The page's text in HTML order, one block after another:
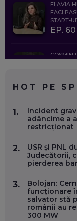
FLAVIA
FACI
START-
EP. 60
COSMIN
SE VA
EP. 58
MARIUS
EP. 57
ANDREI
HOT PE
1.
Incident
adâncime a
restricționat
2.
USR și PNL
Judecătorii,
pierderea
3.
Bolojan:
funcționare
salvator stă
românii au
300 MW